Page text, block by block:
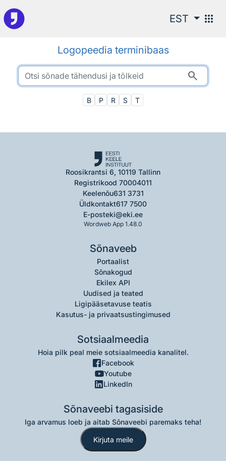
Otsingu juurde
EST apps
Logopeedia terminibaas
search
B P R S T
Roosikrantsi 6, 10119 Tallinn
Registrikood 70004011
Keelenõu631 3731
Üldkontakt617 7500
E-posteki@eki.ee
Wordweb App 1.48.0
Sõnaveeb
Portaalist
Sõnakogud
Ekilex API
Uudised ja teated
Ligipääsetavuse teatis
Kasutus- ja privaatsustingimused
Sotsiaalmeedia
Hoia pilk peal meie sotsiaalmeedia kanalitel.
Facebook
Youtube
LinkedIn
Sõnaveebi tagasiside
Iga arvamus loeb ja aitab Sõnaveebi paremaks teha!
Kirjuta meile